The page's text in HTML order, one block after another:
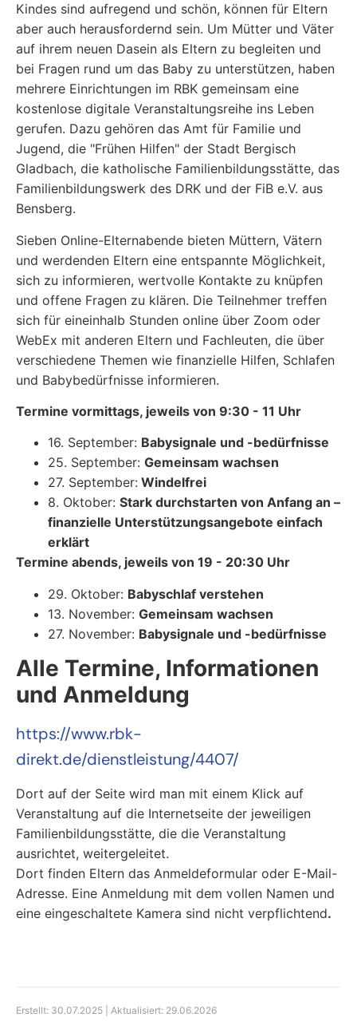
Kindes sind aufregend und schön, können für Eltern
aber auch herausfordernd sein. Um Mütter und Väter
auf ihrem neuen Dasein als Eltern zu begleiten und
bei Fragen rund um das Baby zu unterstützen, haben
mehrere Einrichtungen im RBK gemeinsam eine
kostenlose digitale Veranstaltungsreihe ins Leben
gerufen. Dazu gehören das Amt für Familie und
Jugend, die "Frühen Hilfen" der Stadt Bergisch
Gladbach, die katholische Familienbildungsstätte, das
Familienbildungswerk des DRK und der FiB e.V. aus
Bensberg.
Sieben Online-Elternabende bieten Müttern, Vätern
und werdenden Eltern eine entspannte Möglichkeit,
sich zu informieren, wertvolle Kontakte zu knüpfen
und offene Fragen zu klären. Die Teilnehmer treffen
sich für eineinhalb Stunden online über Zoom oder
WebEx mit anderen Eltern und Fachleuten, die über
verschiedene Themen wie finanzielle Hilfen, Schlafen
und Babybedürfnisse informieren.
Termine vormittags, jeweils von 9:30 - 11 Uhr
16. September: Babysignale und -bedürfnisse
25. September: Gemeinsam wachsen
27. September: Windelfrei
8. Oktober: Stark durchstarten von Anfang an –
finanzielle Unterstützungsangebote einfach
erklärt
Termine abends, jeweils von 19 - 20:30 Uhr
29. Oktober: Babyschlaf verstehen
13. November: Gemeinsam wachsen
27. November: Babysignale und -bedürfnisse
Alle Termine, Informationen
und Anmeldung
https://www.rbk-
direkt.de/dienstleistung/4407/
Dort auf der Seite wird man mit einem Klick auf
Veranstaltung auf die Internetseite der jeweiligen
Familienbildungsstätte, die die Veranstaltung
ausrichtet, weitergeleitet.
Dort finden Eltern das Anmeldeformular oder E-Mail-
Adresse. Eine Anmeldung mit dem vollen Namen und
eine eingeschaltete Kamera sind nicht verpflichtend.
Erstellt: 30.07.2025 | Aktualisiert: 29.06.2026